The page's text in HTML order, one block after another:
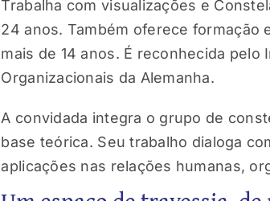
Trabalha com visualizações e
24 anos. Também oferece formação
mais de 14 anos. É reconhecida
Organizacionais da Alemanha.
A convidada integra o grupo de
base teórica. Seu trabalho dialoga
aplicações nas relações humanas,